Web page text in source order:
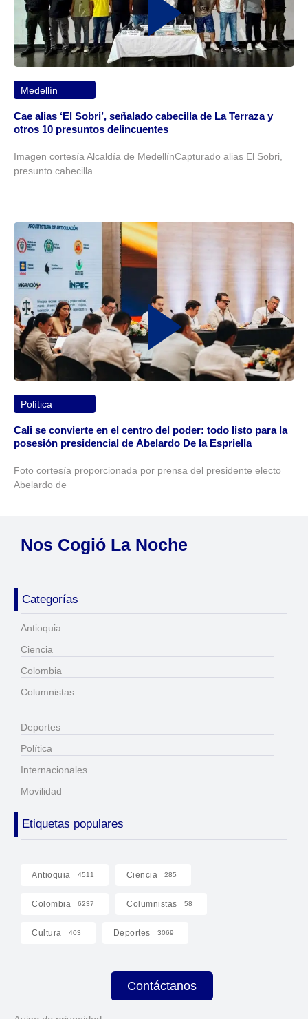
Medellín
Cae alias ‘El Sobri’, señalado cabecilla de La Terraza y
otros 10 presuntos delincuentes
Imagen cortesía Alcaldía de MedellínCapturado alias El Sobri,
presunto cabecilla
Política
Cali se convierte en el centro del poder: todo listo para la
posesión presidencial de Abelardo De la Espriella
Foto cortesía proporcionada por prensa del presidente electo
Abelardo de
Nos Cogió La Noche
Categorías
Antioquia
Ciencia
Colombia
Columnistas
Deportes
Política
Internacionales
Movilidad
Etiquetas populares
Antioquia 4511 Ciencia 285
Colombia 6237 Columnistas 58
Cultura 403 Deportes 3069
Contáctanos